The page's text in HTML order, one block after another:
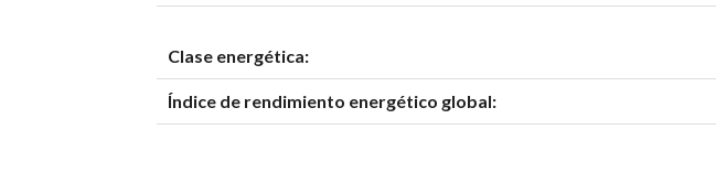
Clase energética:
Índice de rendimiento energético global: